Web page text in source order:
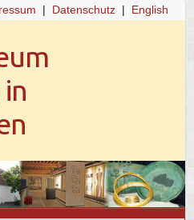
| Datenschutz| English